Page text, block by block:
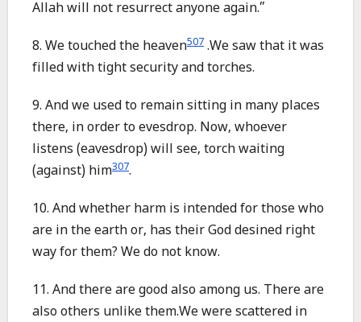
Allah will not resurrect anyone again.”
8. We touched the heaven507 .We saw that it was
filled with tight security and torches.
9. And we used to remain sitting in many places
there, in order to evesdrop. Now, whoever
listens (eavesdrop) will see, torch waiting
(against) him307.
10. And whether harm is intended for those who
are in the earth or, has their God desined right
way for them? We do not know.
11. And there are good also among us. There are
also others unlike them.We were scattered in